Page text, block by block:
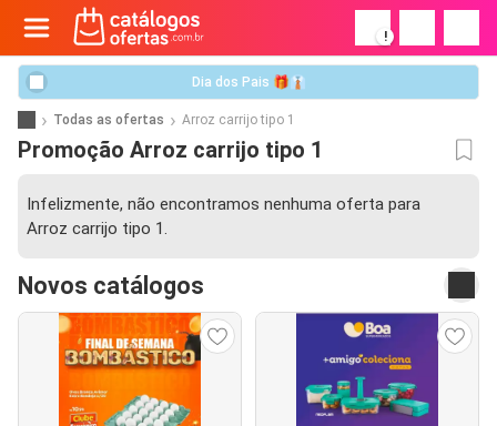
!
Dia dos Pais 🎁👔
Todas as ofertas Arroz carrijo tipo 1
Promoção Arroz carrijo tipo 1
Infelizmente, não encontramos nenhuma oferta para
Arroz carrijo tipo 1.
Novos catálogos